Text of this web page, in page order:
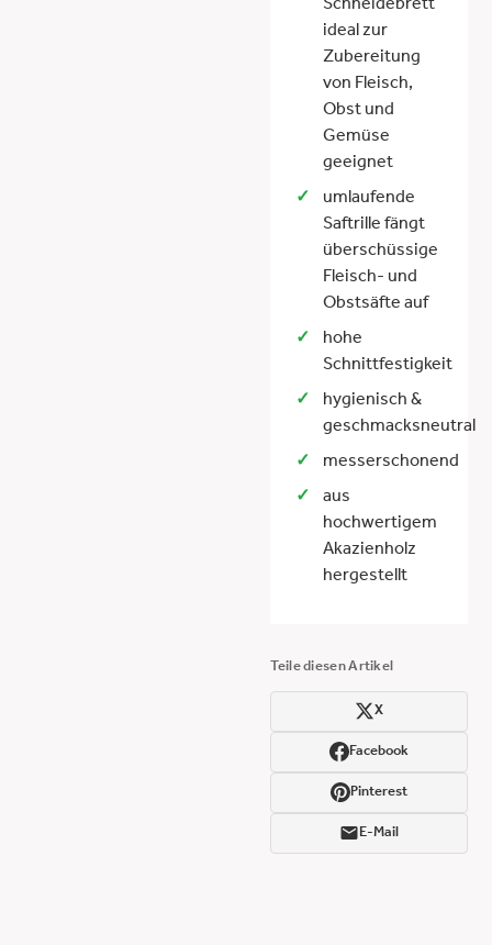
Schneidebrett
ideal zur
Zubereitung
von Fleisch,
Obst und
Gemüse
geeignet
umlaufende
Saftrille fängt
überschüssige
Fleisch- und
Obstsäfte auf
hohe
Schnittfestigkeit
hygienisch &
geschmacksneutral
messerschonend
aus
hochwertigem
Akazienholz
hergestellt
Teile diesen Artikel
X
Facebook
Pinterest
E-Mail